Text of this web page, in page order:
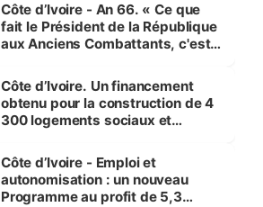
Côte d’Ivoire - An 66. « Ce que
fait le Président de la République
aux Anciens Combattants, c'est
Côte d’Ivoire. Un financement
obtenu pour la construction de 4
300 logements sociaux et
et Yamoussoukro
Côte d’Ivoire - Emploi et
autonomisation : un nouveau
Programme au profit de 5,3